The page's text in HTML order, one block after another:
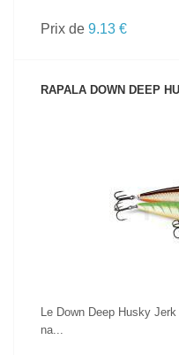
Prix de 9.13 €
RAPALA DOWN DEEP
Le Down Deep Husky
na...